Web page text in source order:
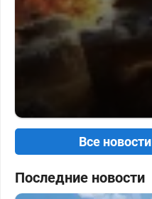
Все
Последние новости